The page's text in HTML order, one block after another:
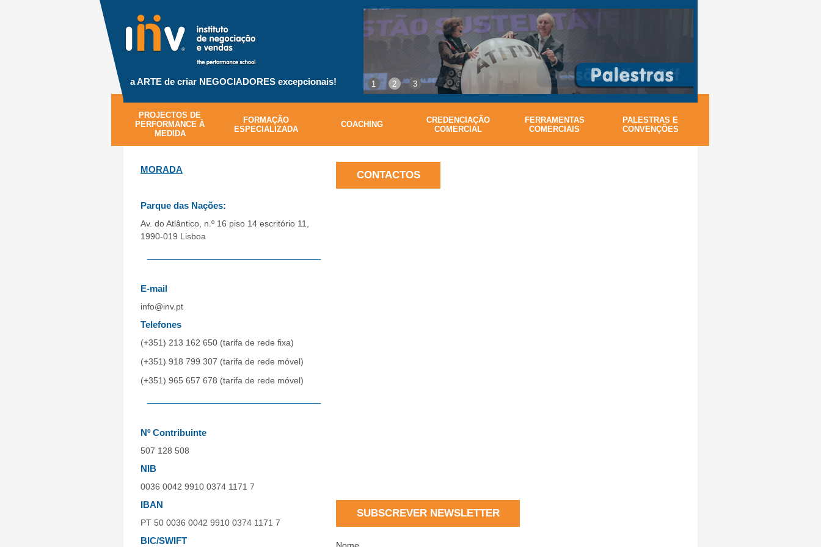
1 2 3
a ARTE de criar NEGOCIADORES excepcionais!
PROJECTOS DE
PERFORMANCE À
MEDIDA
FORMAÇÃO
ESPECIALIZADA
COACHING
CREDENCIAÇÃO
COMERCIAL
FERRAMENTAS
COMERCIAIS
PALESTRAS E
CONVENÇÕES
MORADA
Parque das Nações:
Av. do Atlântico, n.º 16 piso 14 escritório 11,
1990-019 Lisboa
E-mail
info@inv.pt
Telefones
(+351) 213 162 650 (tarifa de rede fixa)
(+351) 918 799 307 (tarifa de rede móvel)
(+351) 965 657 678 (tarifa de rede móvel)
Nº Contribuinte
507 128 508
NIB
0036 0042 9910 0374 1171 7
IBAN
PT 50 0036 0042 9910 0374 1171 7
BIC/SWIFT
CONTACTOS
SUBSCREVER NEWSLETTER